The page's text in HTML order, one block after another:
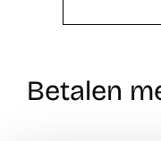
Betalen